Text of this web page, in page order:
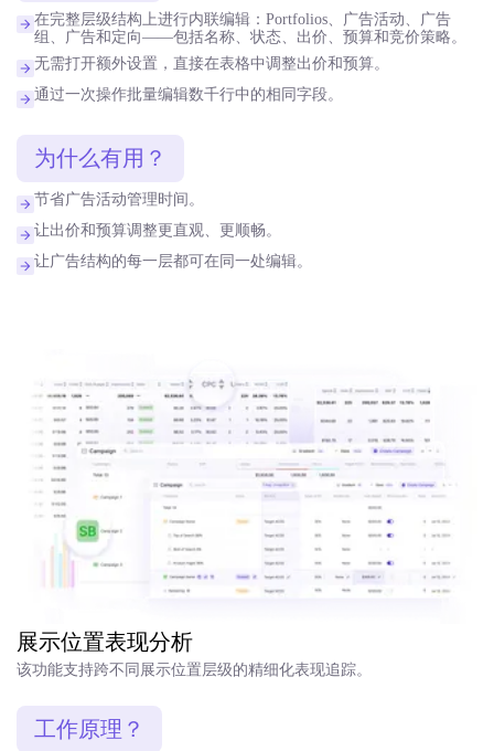
在完整层级结构上进行内联编辑：Portfolios、广告活动、广告
组、广告和定向——包括名称、状态、出价、预算和竞价策略。
无需打开额外设置，直接在表格中调整出价和预算。
通过一次操作批量编辑数千行中的相同字段。
为什么有用？
节省广告活动管理时间。
让出价和预算调整更直观、更顺畅。
让广告结构的每一层都可在同一处编辑。
展示位置表现分析
该功能支持跨不同展示位置层级的精细化表现追踪。
工作原理？